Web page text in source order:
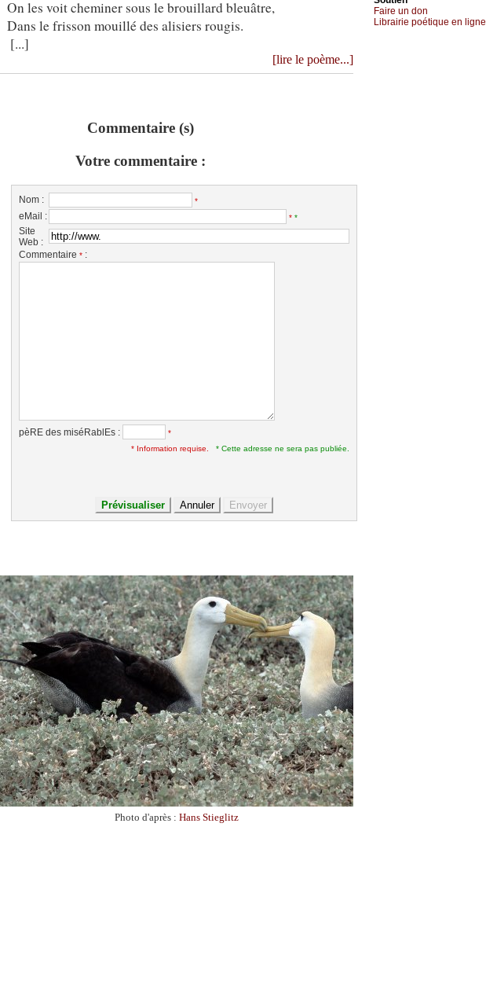
On les voit cheminer sous le brouillard bleuâtre,
Dans le frisson mouillé des alisiers rougis.
[...]
[lire le poème...]
Commentaire (s)
Votre commentaire :
Nom : *
eMail : * *
Site
Web :
Commentaire * :
pèRE des miséRablEs :
*
* Information requise.
* Cette adresse ne sera pas publiée.
Fаirе un dоn
Librairiе pоétique en lignе
Photo d'après : Hans Stieglitz